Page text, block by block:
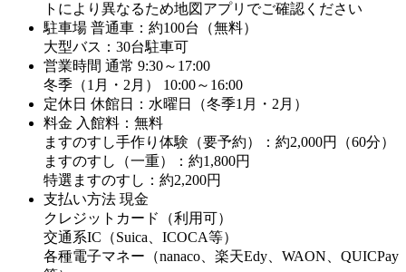
トにより異なるため地図アプリでご確認ください
駐車場 普通車：約100台（無料）
大型バス：30台駐車可
営業時間 通常 9:30～17:00
冬季（1月・2月） 10:00～16:00
定休日 休館日：水曜日（冬季1月・2月）
料金 入館料：無料
ますのすし手作り体験（要予約）：約2,000円（60分）
ますのすし（一重）：約1,800円
特選ますのすし：約2,200円
支払い方法 現金
クレジットカード（利用可）
交通系IC（Suica、ICOCA等）
各種電子マネー（nanaco、楽天Edy、WAON、QUICPay